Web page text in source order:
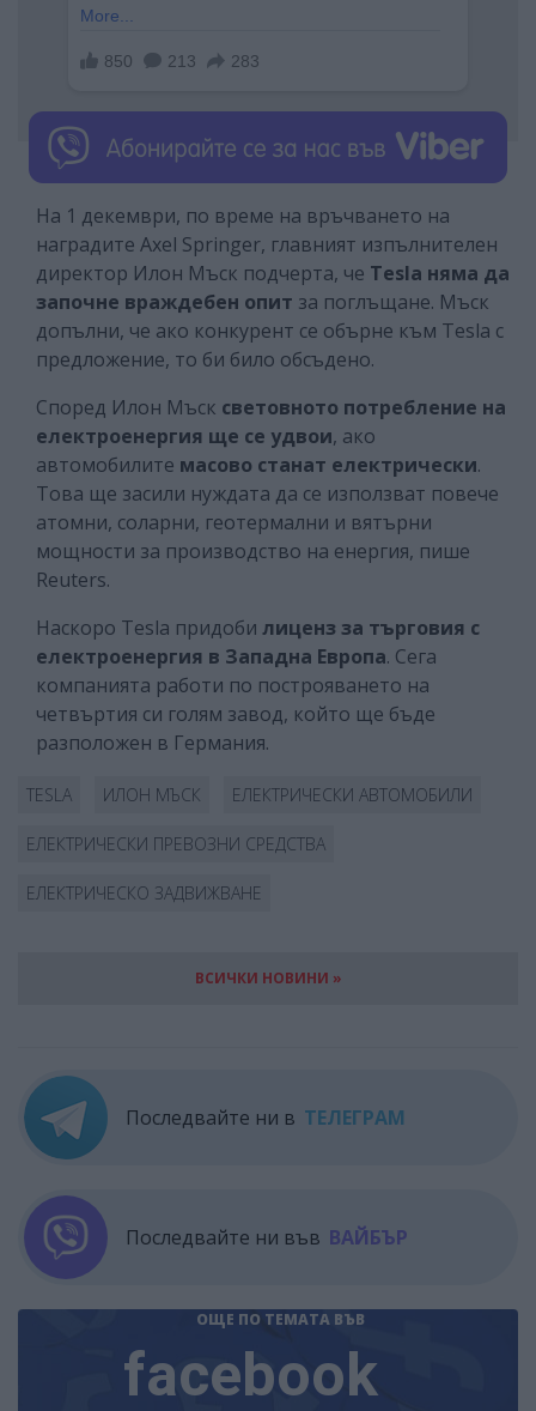
На 1 декември, по време на връчването на
наградите Axel Springer, главният изпълнителен
директор Илон Мъск подчерта, че Tesla няма да
започне враждебен опит за поглъщане. Мъск
допълни, че ако конкурент се обърне към Tesla с
предложение, то би било обсъдено.
Според Илон Мъск световното потребление на
електроенергия ще се удвои, ако
автомобилите масово станат електрически.
Това ще засили нуждата да се използват повече
атомни, соларни, геотермални и вятърни
мощности за производство на енергия, пише
Reuters.
Наскоро Tesla придоби лиценз за търговия с
електроенергия в Западна Европа. Сега
компанията работи по построяването на
четвъртия си голям завод, който ще бъде
разположен в Германия.
TESLA ИЛОН МЪСК ЕЛЕКТРИЧЕСКИ АВТОМОБИЛИ
ЕЛЕКТРИЧЕСКИ ПРЕВОЗНИ СРЕДСТВА
ЕЛЕКТРИЧЕСКО ЗАДВИЖВАНЕ
ВСИЧКИ НОВИНИ »
Последвайте ни в ТЕЛЕГРАМ
Последвайте ни във ВАЙБЪР
ОЩЕ ПО ТЕМАТА ВЪВ
facebook